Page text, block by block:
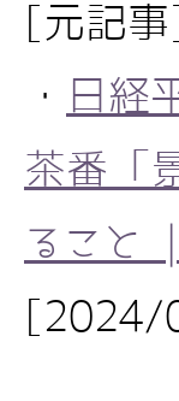
[元記事]
・
日経
茶番 ｢
ること
[2024/